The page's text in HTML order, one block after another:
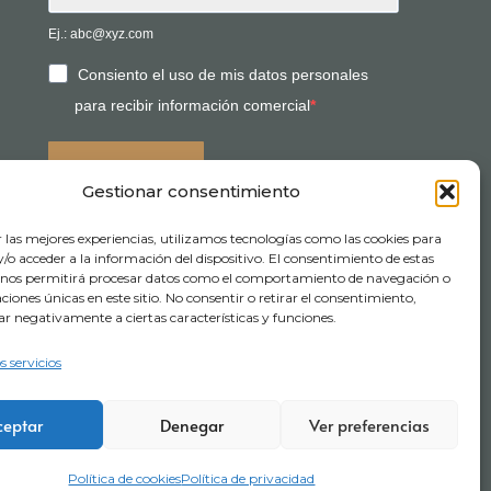
Gestionar consentimiento
las mejores experiencias, utilizamos tecnologías como las cookies para
o acceder a la información del dispositivo. El consentimiento de estas
permitirá procesar datos como el comportamiento de navegación o
únicas en este sitio. No consentir o retirar el consentimiento,
negativamente a ciertas características y funciones.
servicios
Denegar Ver preferencias
Política de cookiesPolítica de privacidad
Ej.: abc@xyz.com
Consiento el uso de mis datos personales
para recibir información comercial
compra Términos y Condiciones de Visitas